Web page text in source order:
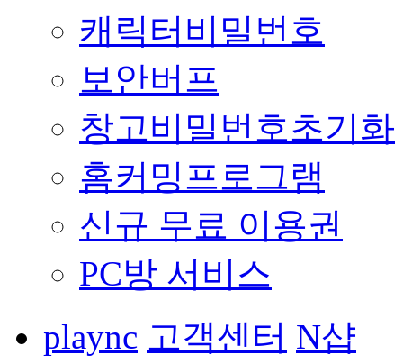
캐릭터비밀번호
보안버프
창고비밀번호초기화
홈커밍프로그램
신규 무료 이용권
PC방 서비스
plaync 고객센터 N샵